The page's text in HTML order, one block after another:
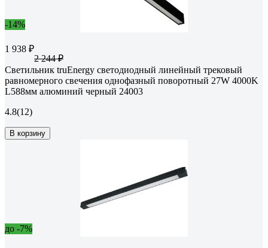
-14%
1 938 ₽
2 244 ₽
Светильник truEnergy светодиодный линейный трековый
равномерного свечения однофазный поворотный 27W 4000K
L588мм алюминий черный 24003
4.8(12)
В корзину
до -7%